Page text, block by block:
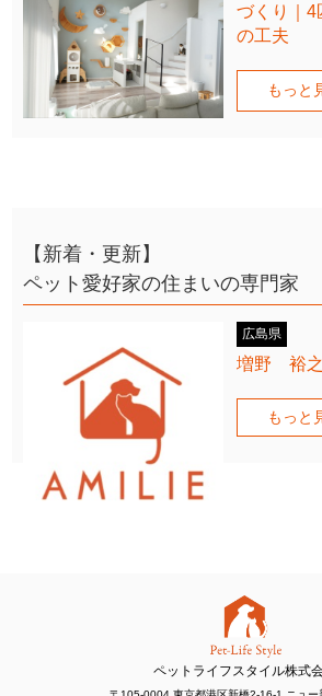
づくり｜4
の工夫
もっと
【新着・更新】
ペット愛好家の住まいの専門家
広島県
増野 裕
もっと
ペットライフスタイル株式